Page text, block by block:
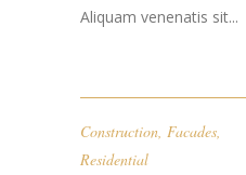
Aliquam venenatis sit...
Construction, Facades,
Residential